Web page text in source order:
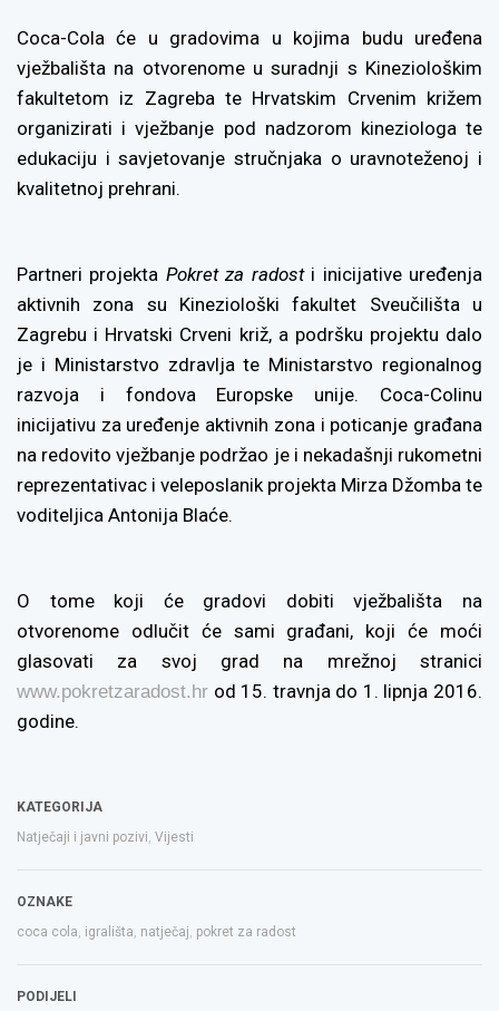
Coca-Cola će u gradovima u kojima budu uređena
vježbališta na otvorenome u suradnji s Kineziološkim
fakultetom iz Zagreba te Hrvatskim Crvenim križem
organizirati i vježbanje pod nadzorom kineziologa te
edukaciju i savjetovanje stručnjaka o uravnoteženoj i
kvalitetnoj prehrani.
Partneri projekta Pokret za radosti inicijative uređenja
aktivnih zona su Kineziološki fakultet Sveučilišta u
Zagrebu i Hrvatski Crveni križ, a podršku projektu dalo
je i Ministarstvo zdravlja te Ministarstvo regionalnog
razvoja i fondova Europske unije. Coca-Colinu
inicijativu za uređenje aktivnih zona i poticanje građana
na redovito vježbanje podržao je i nekadašnji rukometni
reprezentativac i veleposlanik projekta Mirza Džomba te
voditeljica Antonija Blaće.
O tome koji će gradovi dobiti vježbališta na
otvorenome odlučit će sami građani, koji će moći
glasovati za svoj grad na mrežnoj stranici
www.pokretzaradost.hr od 15. travnja do 1. lipnja 2016.
godine.
KATEGORIJA
Natječaji i javni pozivi, Vijesti
OZNAKE
coca cola, igrališta, natječaj, pokret za radost
PODIJELI